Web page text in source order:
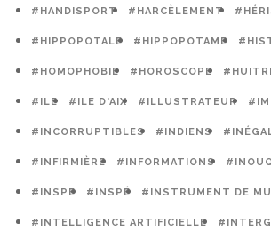
#HANDISPORT #HARCÈLEMENT
#HIPPOPOTALE #HIPPOPOTAME
#HOMOPHOBIE #HOROSCOPE
#ILE #ILE D'AIX #ILLUSTRATEUR
#INCORRUPTIBLES #INDIENS
#INFIRMIÈRE #INFORMATIONS
#INSPE #INSPÉ #INSTRUMENT DE
#INTELLIGENCE ARTIFICIELLE